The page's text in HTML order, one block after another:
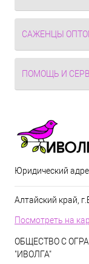
САЖЕНЦЫ
ПОМОЩЬ И
Юридический
Алтайский край,
Посмотреть на
ОБЩЕСТВО С
"ИВОЛГА"